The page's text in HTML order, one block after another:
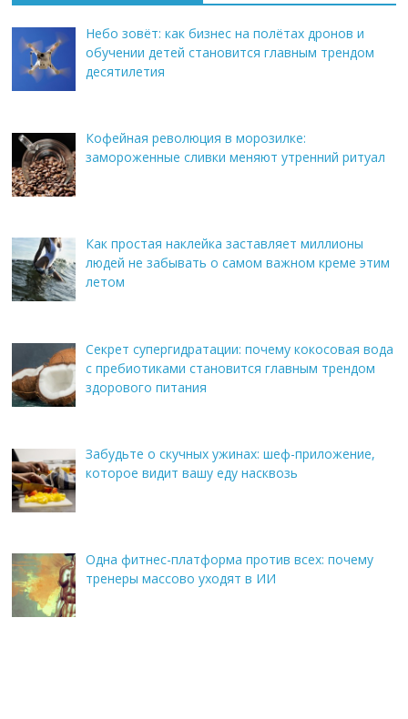
Небо зовёт: как бизнес на полётах дронов и
обучении детей становится главным трендом
десятилетия
Кофейная революция в морозилке:
замороженные сливки меняют утренний ритуал
Как простая наклейка заставляет миллионы
людей не забывать о самом важном креме этим
летом
Секрет супергидратации: почему кокосовая вода
с пребиотиками становится главным трендом
здорового питания
Забудьте о скучных ужинах: шеф-приложение,
которое видит вашу еду насквозь
Одна фитнес-платформа против всех: почему
тренеры массово уходят в ИИ